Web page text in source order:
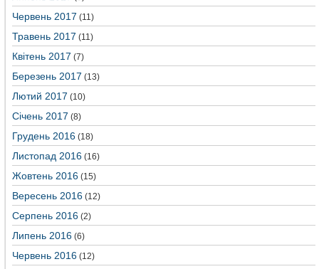
Червень 2017 (11)
Травень 2017 (11)
Квітень 2017 (7)
Березень 2017 (13)
Лютий 2017 (10)
Січень 2017 (8)
Грудень 2016 (18)
Листопад 2016 (16)
Жовтень 2016 (15)
Вересень 2016 (12)
Серпень 2016 (2)
Липень 2016 (6)
Червень 2016 (12)